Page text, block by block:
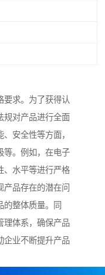
要求。为了获得认
规对产品进行全面
安全性等方面，
等。例如，在电子
、水平等进行严格
品存在的潜在问
的整体质量。同
理体系，确保产品
企业不断提升产品